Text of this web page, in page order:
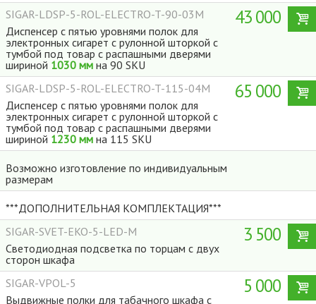
SIGAR-LDSP-5-ROL-ELECTRO-T-90-03M
Диспенсер с пятью уровнями полок для
электронных сигарет с рулонной шторкой с
тумбой под товар с распашными дверями
шириной 1030 мм на 90 SKU
43 000
SIGAR-LDSP-5-ROL-ELECTRO-T-115-04M
Диспенсер с пятью уровнями полок для
электронных сигарет с рулонной шторкой с
тумбой под товар с распашными дверями
шириной 1230 мм на 115 SKU
65 000
Возможно изготовление по индивидуальным
размерам
***ДОПОЛНИТЕЛЬНАЯ КОМПЛЕКТАЦИЯ***
SIGAR-SVET-EKO-5-LED-M
Светодиодная подсветка по торцам с двух
сторон шкафа
3 500
SIGAR-VPOL-5
Выдвижные полки для табачного шкафа с
5 000